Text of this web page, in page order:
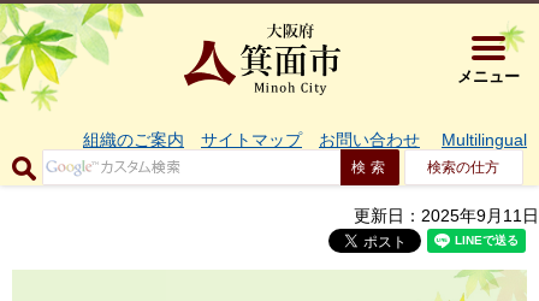
大阪府箕
メニュー
組織のご案内 サイトマップ お問い合わせ Multilingual
検索の仕方
更新日：2025年9月11日